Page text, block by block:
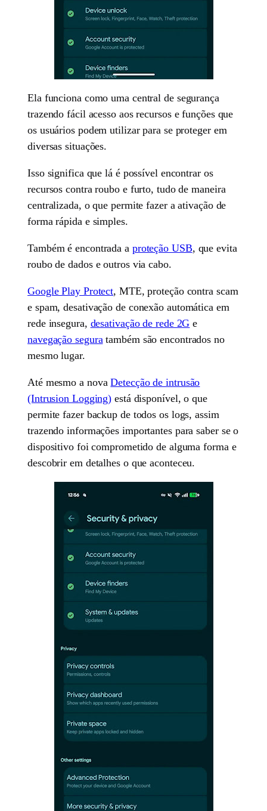
Ela funciona como uma central de segurança
trazendo fácil acesso aos recursos e funções que
os usuários podem utilizar para se proteger em
diversas situações.
Isso significa que lá é possível encontrar os
recursos contra roubo e furto, tudo de maneira
centralizada, o que permite fazer a ativação de
forma rápida e simples.
Também é encontrada a proteção USB, que evita
roubo de dados e outros via cabo.
Google Play Protect, MTE, proteção contra scam
e spam, desativação de conexão automática em
rede insegura, desativação de rede 2G e
navegação segura também são encontrados no
mesmo lugar.
Até mesmo a novaDetecção de intrusão
(Intrusion Logging) está disponível, o que
permite fazer backup de todos os logs, assim
trazendo informações importantes para saber se o
dispositivo foi comprometido de alguma forma e
descobrir em detalhes o que aconteceu.